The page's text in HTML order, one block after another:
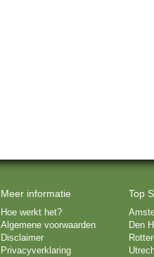
Meer informatie
Hoe werkt het?
Algemene voorwaarden
Disclaimer
Privacyverklaring
Top
Den